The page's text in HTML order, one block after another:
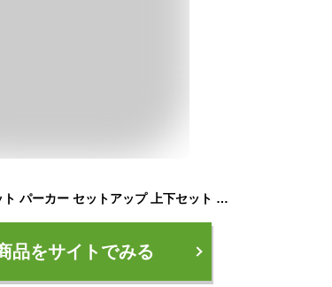
[アイシンク] スウェット パーカー セットアップ 上下セット レディース 無地 ジップアップ 長袖 ジャージ トレーニングウェア スポーツ トレーニング ダンス ジム 大きいサイズ フーディー プルオーバー ルームウェア 部屋着 韓国 フード スウェットパーカー トップス 裏起毛 春 冬 カジュアル カワイイ 普段着 ユッタリ ファッション おうち時間 おうちスタイル セットピンク M
品をサイトでみる